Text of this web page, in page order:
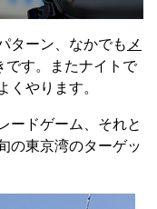
ターン、なかでも メ
です。またナイトで
くやります。
ードゲーム、それと
の東京湾のターゲッ